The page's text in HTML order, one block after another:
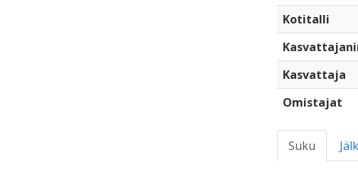
Kotitalli
Kasvattaja
Omistajat
Suku